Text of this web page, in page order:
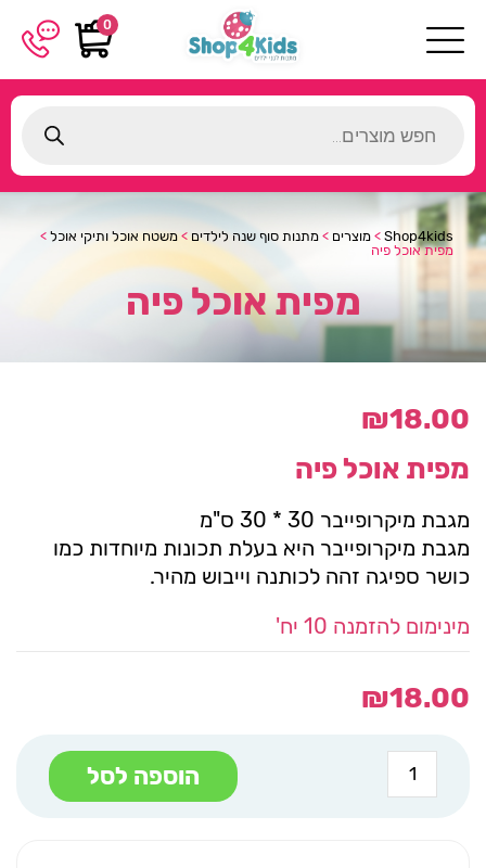
0
search
Shop4kids
> מוצרים > מתנות סוף שנה לילדים > משטח אוכל ותיקי אוכל >
מפית אוכל פיה
מפית אוכל פיה
₪18.00
מפית אוכל פיה
מגבת מיקרופייבר 30 * 30 ס"מ
מגבת מיקרופייבר היא בעלת תכונות מיוחדות כמו
כושר ספיגה זהה לכותנה וייבוש מהיר.
מינימום להזמנה 10 יח'
₪18.00
כמות
של
מפית
הוספה לסל